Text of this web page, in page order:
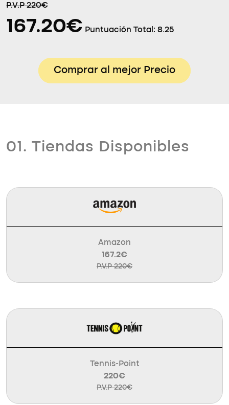
P.V.P 220€
167.20€ Puntuación Total: 8.25
Comprar al mejor Precio
01. Tiendas Disponibles
Amazon
167.2€
P.V.P 220€
Tennis-Point
220€
P.V.P 220€